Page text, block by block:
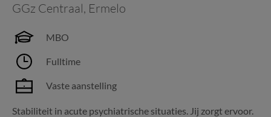
GGz Centraal, Ermelo
MBO
Fulltime
Vaste aanstelling
Stabiliteit in acute psychiatrische situaties. Jij zorgt ervoor.